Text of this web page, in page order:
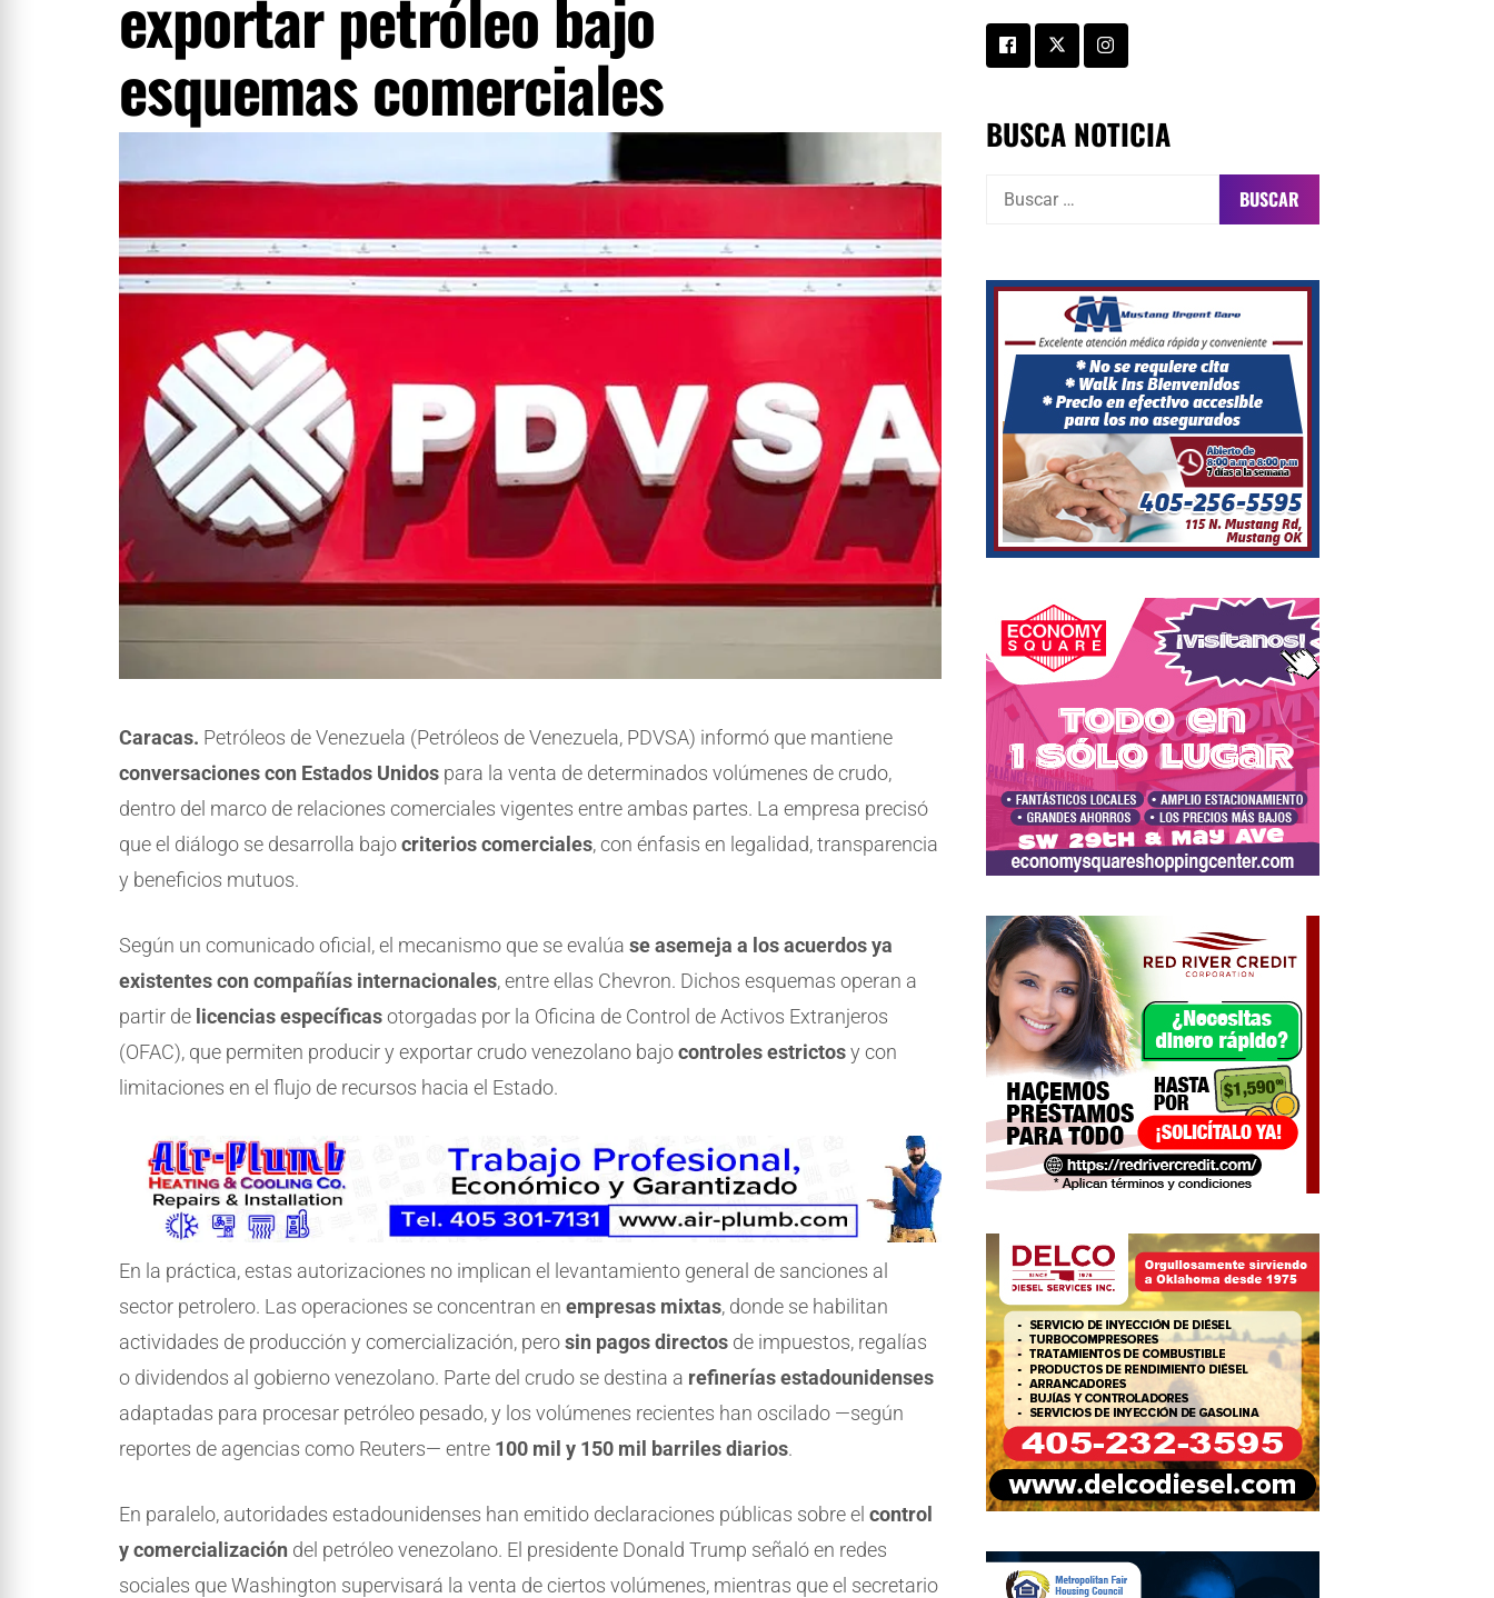
exportar petróleo bajo
esquemas comerciales
Caracas. Petróleos de Venezuela (Petróleos de Venezuela, PDVSA) informó que mantiene
conversaciones con Estados Unidos para la venta de determinados volúmenes de crudo,
dentro del marco de relaciones comerciales vigentes entre ambas partes. La empresa precisó
que el diálogo se desarrolla bajocriterios comerciales, con énfasis en legalidad, transparencia
y beneficios mutuos.
Según un comunicado oficial, el mecanismo que se evalúa se asemeja a los acuerdos ya
existentes con compañías internacionales, entre ellas Chevron. Dichos esquemas operan a
partir de licencias específicasotorgadas por la Oficina de Control de Activos Extranjeros
(OFAC), que permiten producir y exportar crudo venezolano bajocontroles estrictosy con
limitaciones en el flujo de recursos hacia el Estado.
En la práctica, estas autorizaciones no implican el levantamiento general de sanciones al
sector petrolero. Las operaciones se concentran en empresas mixtas, donde se habilitan
actividades de producción y comercialización, perosin pagos directos de impuestos, regalías
o dividendos al gobierno venezolano. Parte del crudo se destina a refinerías estadounidenses
adaptadas para procesar petróleo pesado, y los volúmenes recientes han oscilado —según
reportes de agencias como Reuters— entre 100 mil y 150 mil barriles diarios.
En paralelo, autoridades estadounidenses han emitido declaraciones públicas sobre el control
y comercialización del petróleo venezolano. El presidente Donald Trump señaló en redes
sociales que Washington supervisará la venta de ciertos volúmenes, mientras que el secretario
BUSCA NOTICIA
Buscar: